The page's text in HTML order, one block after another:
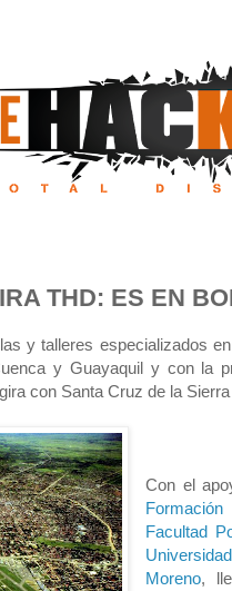
THD: ES EN
y talleres especializados
y Guayaquil y con la
con Santa Cruz de la
Con el
Facultad
Moreno,